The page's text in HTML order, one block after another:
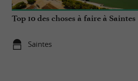
Top 10 des choses à faire à Saintes
Saintes